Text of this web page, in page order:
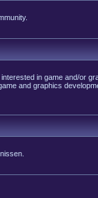
in game and/or
and graphics